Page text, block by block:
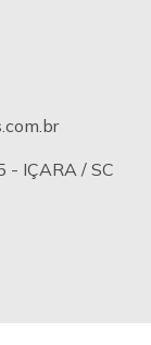
- IÇARA / SC